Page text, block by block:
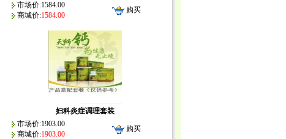
市场价:1584.00
购买
商城价:1584.00
妇科炎症调理套装
市场价:1903.00
购买
商城价:1903.00